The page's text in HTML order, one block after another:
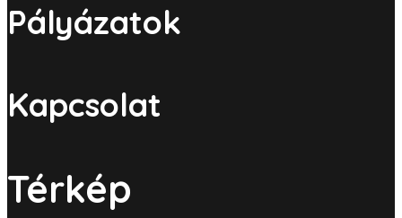
Pályázatok
Kapcsolat
Térkép